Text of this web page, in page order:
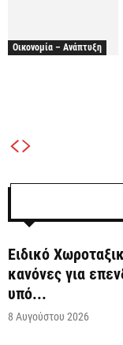
Οικονομία – Ανάπτυξη
Ειδικό
κανόνες για
υπό...
8 Αυγούστου 2026